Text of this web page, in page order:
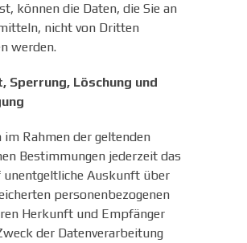
können die Daten, die Sie an
nicht von Dritten
werden.
Sperrung, Löschung und
im Rahmen der geltenden
Bestimmungen jederzeit das
unentgeltliche Auskunft über
personenbezogenen
Herkunft und Empfänger
der Datenverarbeitung